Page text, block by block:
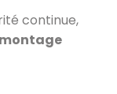
continue,
montage